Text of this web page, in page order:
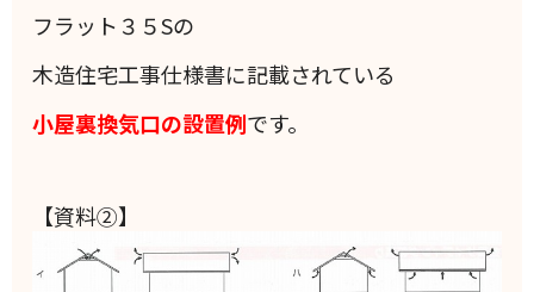
フラット３５Sの
木造住宅工事仕様書に記載されている
小屋裏換気口の設置例です。
【資料②】